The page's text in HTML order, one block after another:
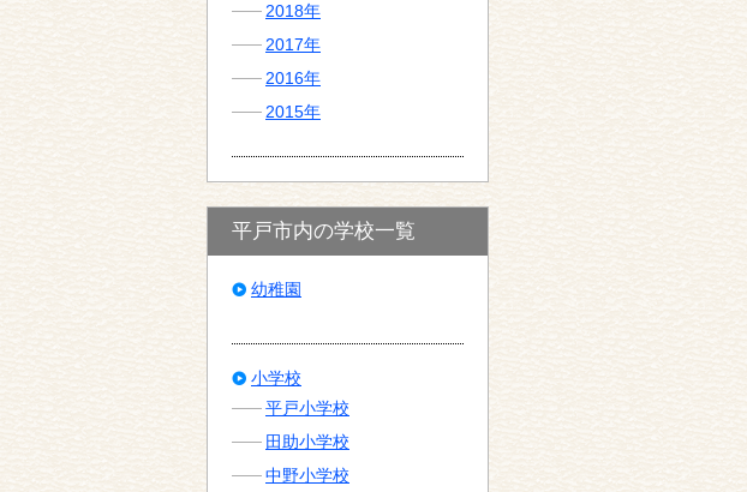
2018年
2017年
2016年
2015年
平戸市内の学校一覧
幼稚園
小学校
平戸小学校
田助小学校
中野小学校